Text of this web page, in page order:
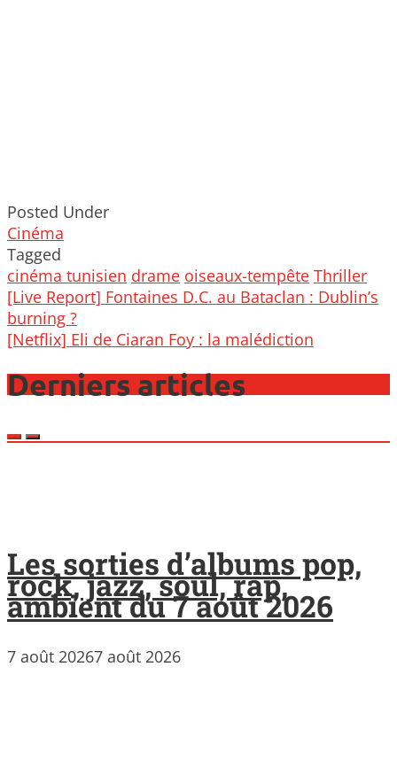
Posted Under
Cinéma
Tagged
cinéma tunisien drame oiseaux-tempête Thriller
Post
navigation
[Live Report] Fontaines D.C. au Bataclan : Dublin’s
burning ?
[Netflix] Eli de Ciaran Foy : la malédiction
Derniers articles
Les sorties d’albums pop,
rock, jazz, soul, rap,
ambient du 7 août 2026
7 août 20267 août 2026